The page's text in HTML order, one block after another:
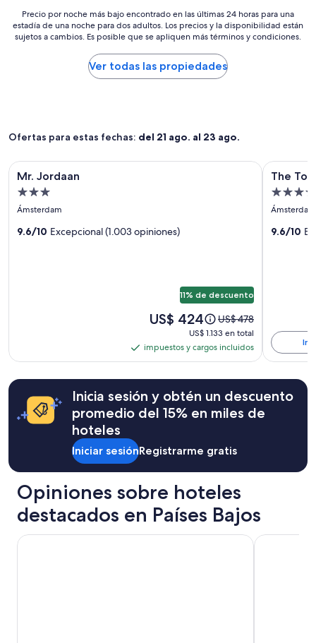
Precio
por
noche
horas
una
estadía
de
una
para
a
Es
posible
se
y
condiciones.
Precio por noche más bajo encontrado en las últimas 24 horas para una
estadía de una noche para dos adultos. Los precios y la disponibilidad están
sujetos a cambios. Es posible que se apliquen más términos y condiciones.
Ver todas las propiedades
Ofertas para estas fechas: del 21 ago. al 23 ago.
Galería
de
imágenes
de
Mr.
Mr. Jordaan
Propiedad
3.0
Ámsterdam
9.6/10 Excepcional (1.003 opiniones)
11% de descuento
El
precio
de
US$ 424
El
precio
anterior
US$ 478,
ver
más
información
tarifa
estándar.
US$ 478
US$ 1.133
en
US$ 1.133 en total
impuestos
cargos
incluidos
impuestos y cargos incluidos
Mr. Jordaan
Galería
de
de
The
The
4.0
Ámsterdam
9.6/10
The
Inicia sesión y obtén un descuento
promedio del 15% en miles de
hoteles
Iniciar sesiónRegistrarme gratis
Opiniones sobre hoteles
destacados en Países Bajos
Anantara Grand Hotel Krasnapolsky Amsterdamibis